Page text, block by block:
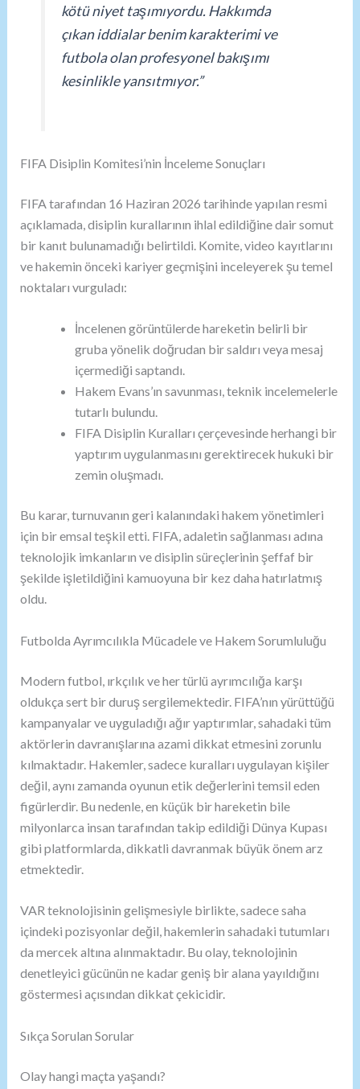
kötü niyet taşımıyordu. Hakkımda
çıkan iddialar benim karakterimi ve
futbola olan profesyonel bakışımı
kesinlikle yansıtmıyor.”
FIFA Disiplin Komitesi’nin İnceleme Sonuçları
FIFA tarafından 16 Haziran 2026 tarihinde yapılan resmi
açıklamada, disiplin kurallarının ihlal edildiğine dair somut
bir kanıt bulunamadığı belirtildi. Komite, video kayıtlarını
ve hakemin önceki kariyer geçmişini inceleyerek şu temel
noktaları vurguladı:
İncelenen görüntülerde hareketin belirli bir
gruba yönelik doğrudan bir saldırı veya mesaj
içermediği saptandı.
Hakem Evans’ın savunması, teknik incelemelerle
tutarlı bulundu.
FIFA Disiplin Kuralları çerçevesinde herhangi bir
yaptırım uygulanmasını gerektirecek hukuki bir
zemin oluşmadı.
Bu karar, turnuvanın geri kalanındaki hakem yönetimleri
için bir emsal teşkil etti. FIFA, adaletin sağlanması adına
teknolojik imkanların ve disiplin süreçlerinin şeffaf bir
şekilde işletildiğini kamuoyuna bir kez daha hatırlatmış
oldu.
Futbolda Ayrımcılıkla Mücadele ve Hakem Sorumluluğu
Modern futbol, ırkçılık ve her türlü ayrımcılığa karşı
oldukça sert bir duruş sergilemektedir. FIFA’nın yürüttüğü
kampanyalar ve uyguladığı ağır yaptırımlar, sahadaki tüm
aktörlerin davranışlarına azami dikkat etmesini zorunlu
kılmaktadır. Hakemler, sadece kuralları uygulayan kişiler
değil, aynı zamanda oyunun etik değerlerini temsil eden
figürlerdir. Bu nedenle, en küçük bir hareketin bile
milyonlarca insan tarafından takip edildiği Dünya Kupası
gibi platformlarda, dikkatli davranmak büyük önem arz
etmektedir.
VAR teknolojisinin gelişmesiyle birlikte, sadece saha
içindeki pozisyonlar değil, hakemlerin sahadaki tutumları
da mercek altına alınmaktadır. Bu olay, teknolojinin
denetleyici gücünün ne kadar geniş bir alana yayıldığını
göstermesi açısından dikkat çekicidir.
Sıkça Sorulan Sorular
Olay hangi maçta yaşandı?